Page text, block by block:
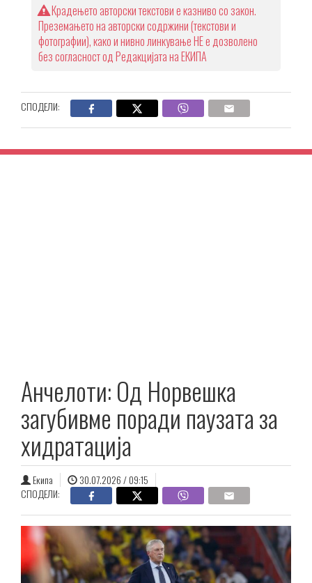
Крадењето авторски текстови е казниво со закон.
Преземањето на авторски содржини (текстови и
фотографии), како и нивно линкување НЕ е дозволено
без согласност од Редакцијата на ЕКИПА
СПОДЕЛИ:
Анчелоти: Од Норвешка
загубивме поради паузата за
хидратација
Екипа
30.07.2026 / 09:15
СПОДЕЛИ: